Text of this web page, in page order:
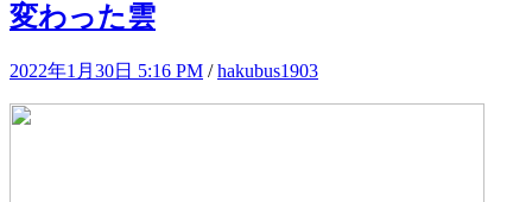
変わった雲
2022年1月30日 5:16 PM /hakubus1903